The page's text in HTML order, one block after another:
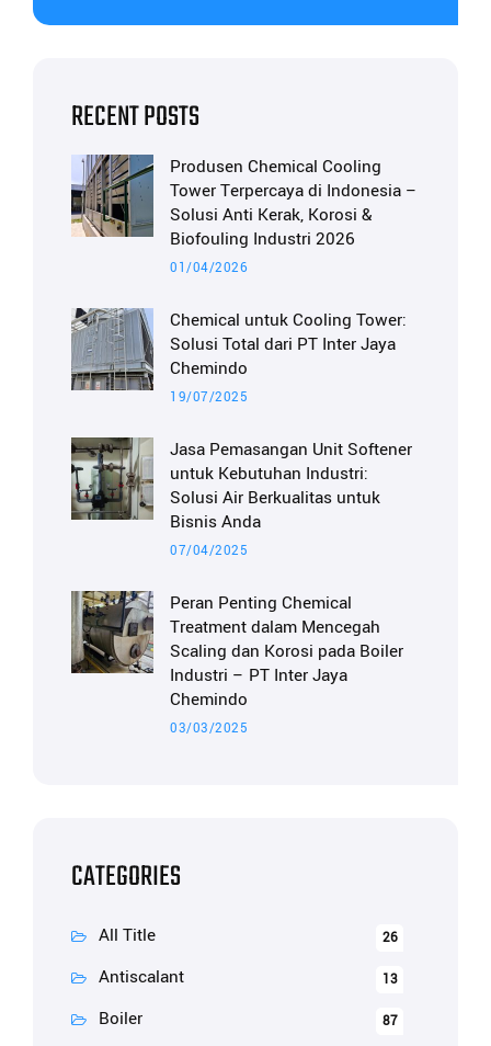
RECENT POSTS
Produsen Chemical Cooling
Tower Terpercaya di Indonesia –
Solusi Anti Kerak, Korosi &
Biofouling Industri 2026
01/04/2026
Chemical untuk Cooling Tower:
Solusi Total dari PT Inter Jaya
Chemindo
19/07/2025
Jasa Pemasangan Unit Softener
untuk Kebutuhan Industri:
Solusi Air Berkualitas untuk
Bisnis Anda
07/04/2025
Peran Penting Chemical
Treatment dalam Mencegah
Scaling dan Korosi pada Boiler
Industri – PT Inter Jaya
Chemindo
03/03/2025
CATEGORIES
All Title 26
Antiscalant 13
Boiler 87